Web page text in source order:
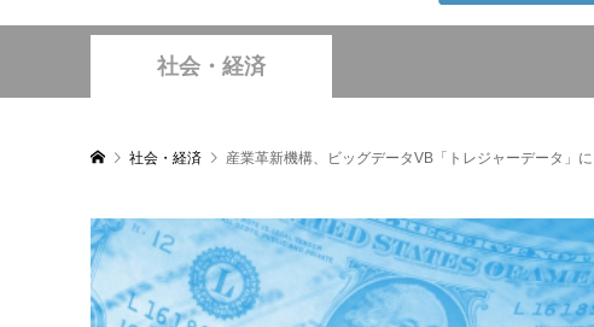
社会・経済
社会・経済 産業革新機構、ビッグデータVB「トレジャーデータ」